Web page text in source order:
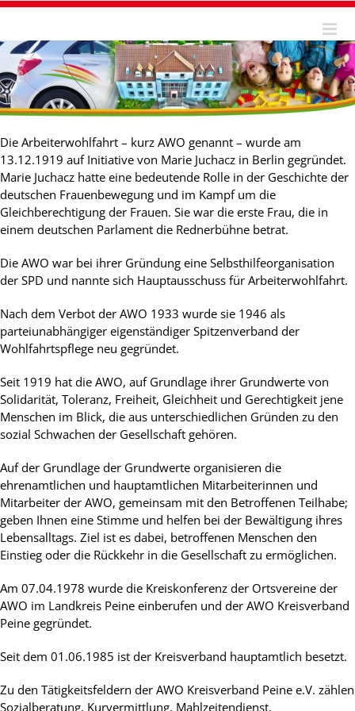
Skip
content
Die Arbeiterwohlfahrt – kurz AWO genannt – wurde am
13.12.1919 auf Initiative von Marie Juchacz in Berlin gegründet.
Marie Juchacz hatte eine bedeutende Rolle in der Geschichte der
deutschen Frauenbewegung und im Kampf um die
Gleichberechtigung der Frauen. Sie war die erste Frau, die in
einem deutschen Parlament die Rednerbühne betrat.
Die AWO war bei ihrer Gründung eine Selbsthilfeorganisation
der SPD und nannte sich Hauptausschuss für Arbeiterwohlfahrt.
Nach dem Verbot der AWO 1933 wurde sie 1946 als
parteiunabhängiger eigenständiger Spitzenverband der
Wohlfahrtspflege neu gegründet.
Seit 1919 hat die AWO, auf Grundlage ihrer Grundwerte von
Solidarität, Toleranz, Freiheit, Gleichheit und Gerechtigkeit jene
Menschen im Blick, die aus unterschiedlichen Gründen zu den
sozial Schwachen der Gesellschaft gehören.
Auf der Grundlage der Grundwerte organisieren die
ehrenamtlichen und hauptamtlichen Mitarbeiterinnen und
Mitarbeiter der AWO, gemeinsam mit den Betroffenen Teilhabe;
geben Ihnen eine Stimme und helfen bei der Bewältigung ihres
Lebensalltags. Ziel ist es dabei, betroffenen Menschen den
Einstieg oder die Rückkehr in die Gesellschaft zu ermöglichen.
Am 07.04.1978 wurde die Kreiskonferenz der Ortsvereine der
AWO im Landkreis Peine einberufen und der AWO Kreisverband
Peine gegründet.
Seit dem 01.06.1985 ist der Kreisverband hauptamtlich besetzt.
Zu den Tätigkeitsfeldern der AWO Kreisverband Peine e.V. zählen
Sozialberatung, Kurvermittlung, Mahlzeitendienst,